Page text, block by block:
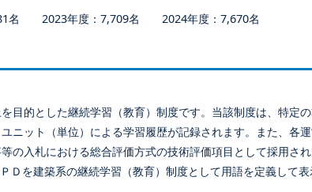
2023年度：7,709名 2024年度：7,670名
目的とした継続学習（教育）制度です。当該制度は、特定
ット（単位）による学習履歴が記録されます。また、各
入札における総合評価方式の技術評価項目として採用さ
を建築系の継続学習（教育）制度として用語を定義して表